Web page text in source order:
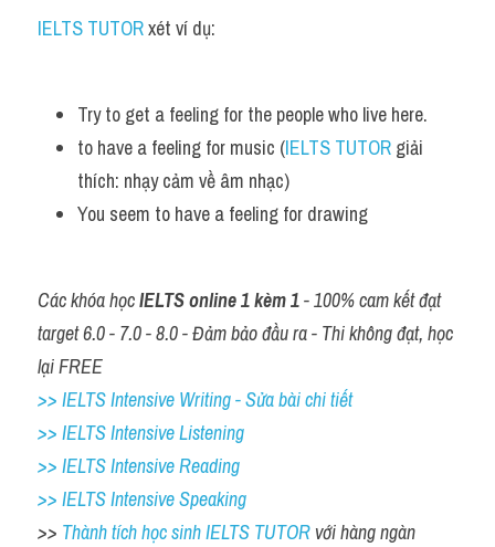
IELTS TUTOR xét ví dụ:
Try to get a feeling for the people who live here.
to have a feeling for music (IELTS TUTOR giải
thích: nhạy cảm về âm nhạc)
You seem to have a feeling for drawing
Các khóa học IELTS online 1 kèm 1 - 100% cam kết đạt
target 6.0 - 7.0 - 8.0 - Đảm bảo đầu ra - Thi không đạt, học
lại FREE
>> IELTS Intensive Writing - Sửa bài chi tiết
>> IELTS Intensive Listening
>> IELTS Intensive Reading
>> IELTS Intensive Speaking
>> Thành tích học sinh IELTS TUTOR với hàng ngàn